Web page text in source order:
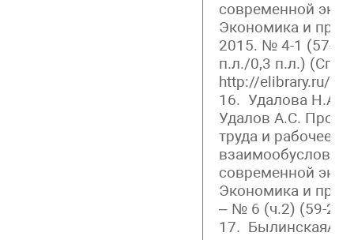
современной
Экономика и
2015. № 4-1 (57-
п.л./0,3 п.л.)
http://elibrary.ru/
16. Удалова Н.А.,
Удалов А.С.
труда и рабочее
современной
Экономика и
– № 6 (ч.2) (59-2).
17. БылинскаяА.А.